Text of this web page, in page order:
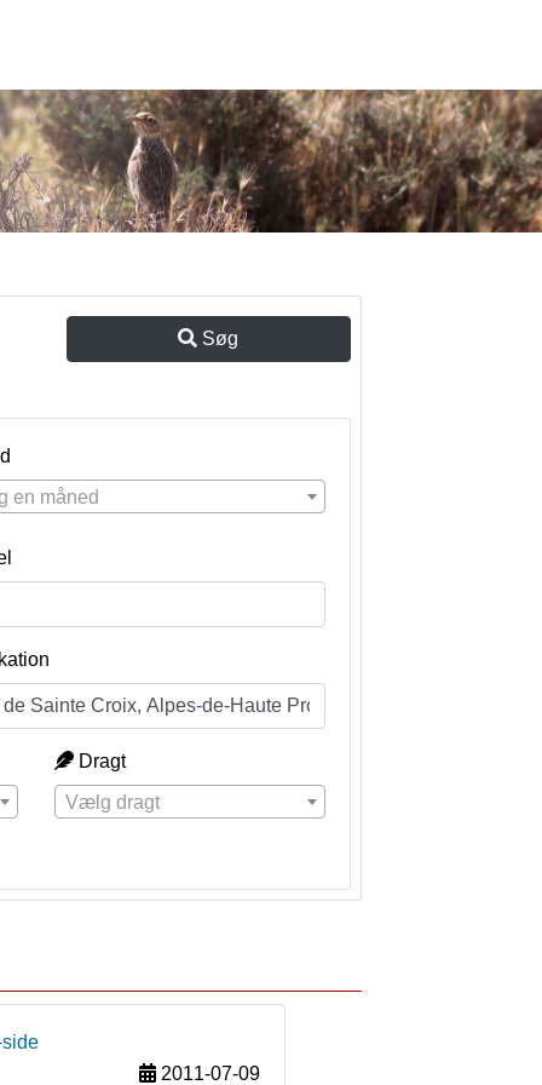
Søg
en måned
Dragt
Vælg dragt
2011-07-09